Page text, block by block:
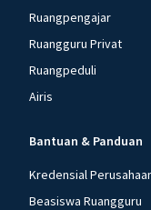
Ruangpengajar
Ruangguru Privat
Ruangpeduli
Airis
Bantuan & Panduan
Kredensial
Beasiswa Ruangguru